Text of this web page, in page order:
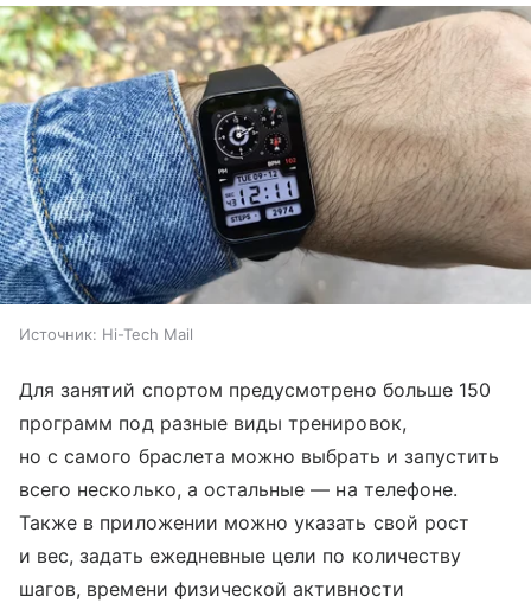
Источник: Hi-Tech Mail
Для занятий спортом предусмотрено больше 150
программ под разные виды тренировок,
но с самого браслета можно выбрать и запустить
всего несколько, а остальные — на телефоне.
Также в приложении можно указать свой рост
и вес, задать ежедневные цели по количеству
шагов, времени физической активности